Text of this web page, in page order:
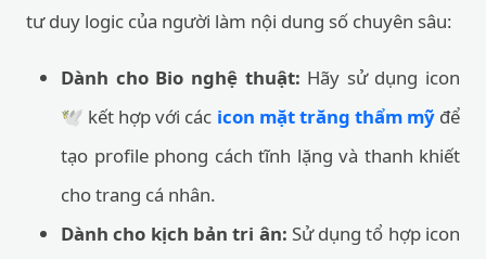
tư duy logic của người làm nội dung số chuyên sâu:
Dành cho Bio nghệ thuật: Hãy sử dụng icon
🕊️ kết hợp với các icon mặt trăng thẩm mỹđể
tạo profile phong cách tĩnh lặng và thanh khiết
cho trang cá nhân.
Dành cho kịch bản tri ân: Sử dụng tổ hợp icon